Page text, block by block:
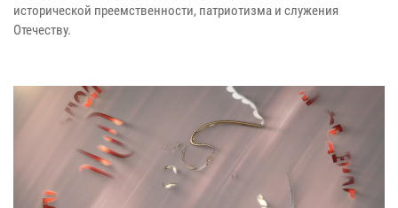
исторической преемственности, патриотизма и служения
Отечеству.